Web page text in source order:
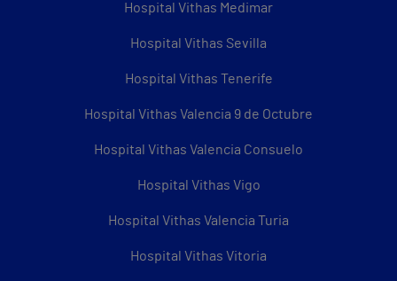
Hospital Vithas Medimar
Hospital Vithas Sevilla
Hospital Vithas Tenerife
Hospital Vithas Valencia 9 de Octubre
Hospital Vithas Valencia Consuelo
Hospital Vithas Vigo
Hospital Vithas Valencia Turia
Hospital Vithas Vitoria